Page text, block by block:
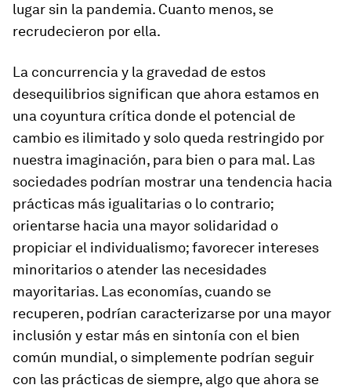
lugar sin la pandemia. Cuanto menos, se
recrudecieron por ella.
La concurrencia y la gravedad de estos
desequilibrios significan que ahora estamos en
una coyuntura crítica donde el potencial de
cambio es ilimitado y solo queda restringido por
nuestra imaginación, para bien o para mal. Las
sociedades podrían mostrar una tendencia hacia
prácticas más igualitarias o lo contrario;
orientarse hacia una mayor solidaridad o
propiciar el individualismo; favorecer intereses
minoritarios o atender las necesidades
mayoritarias. Las economías, cuando se
recuperen, podrían caracterizarse por una mayor
inclusión y estar más en sintonía con el bien
común mundial, o simplemente podrían seguir
con las prácticas de siempre, algo que ahora se